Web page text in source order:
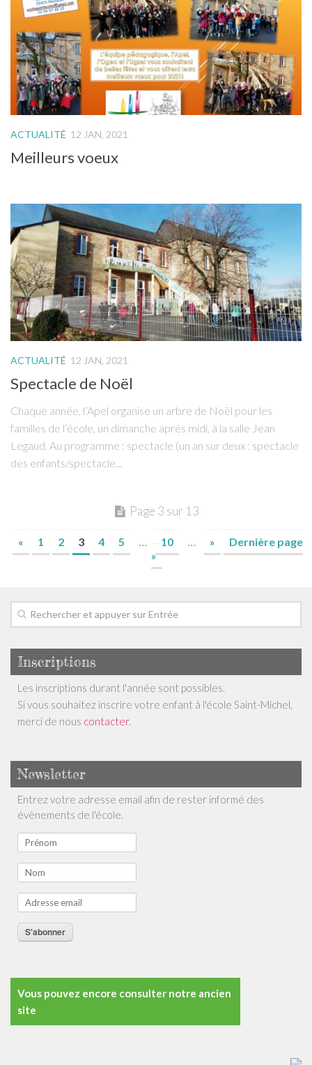
ACTUALITÉ 12 JAN, 2021
Meilleurs voeux
ACTUALITÉ 12 JAN, 2021
Spectacle de Noël
Chaque année, l’Apel organise un arbre de Noël pour les
familles de l’école, un dimanche après midi, à la salle Jean
Legaud. Au programme : spectacle (un an sur deux : spectacle
des enfants/spectacle...
Page 3 sur 13
« 1 2 3 4 5 … 10 … »
Dernière page
»
Inscriptions
Les inscriptions durant l'année sont possibles.
Si vous souhaitez inscrire votre enfant à l'école Saint-Michel,
merci de nous contacter.
Newsletter
Entrez votre adresse email afin de rester informé des
évènements de l'école.
S'abonner
Vous pouvez encore consulter notre ancien
site